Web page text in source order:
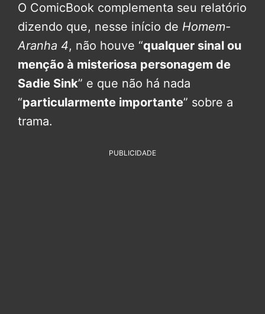
O ComicBook complementa seu relatório
dizendo que, nesse início de Homem-
Aranha 4, não houve “qualquer sinal ou
menção à misteriosa personagem de
Sadie Sink” e que não há nada
“particularmente importante” sobre a
trama.
PUBLICIDADE